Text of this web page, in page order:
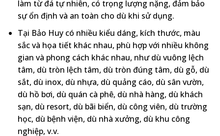
làm từ đá tự nhiên, có trọng lượng nặng, đảm bảo
sự ổn định và an toàn cho dù khi sử dụng.
Tại Bảo Huy có nhiều kiểu dáng, kích thước, màu
sắc và họa tiết khác nhau, phù hợp với nhiều không
gian và phong cách khác nhau, như dù vuông lệch
tâm, dù tròn lệch tâm, dù tròn đúng tâm, dù gỗ, dù
sắt, dù inox, dù nhựa, dù quảng cáo, dù sân vườn,
dù hồ bơi, dù quán cà phê, dù nhà hàng, dù khách
sạn, dù resort, dù bãi biển, dù công viên, dù trường
học, dù bệnh viện, dù nhà xưởng, dù khu công
nghiệp, v.v.